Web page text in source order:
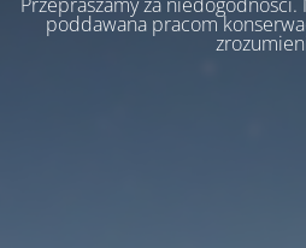
poddawana pracom